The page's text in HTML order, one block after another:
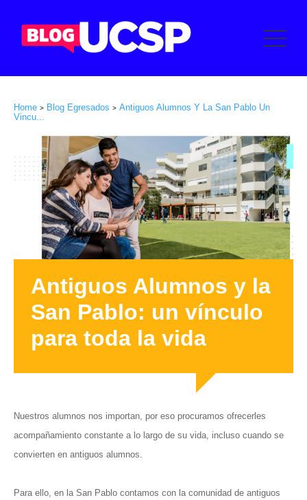
Home > Blog Egresados > Antiguos Alumnos Y La San Pablo Un
Vincu...
Antiguos Alumnos y la
San Pablo: un vínculo
para toda la vida
Nuestros alumnos nos importan, por eso procuramos ofrecerles
acompañamiento constante a lo largo de su vida, incluso cuando se
convierten en antiguos alumnos.
Para ello, en la San Pablo contamos con la comunidad de antiguos